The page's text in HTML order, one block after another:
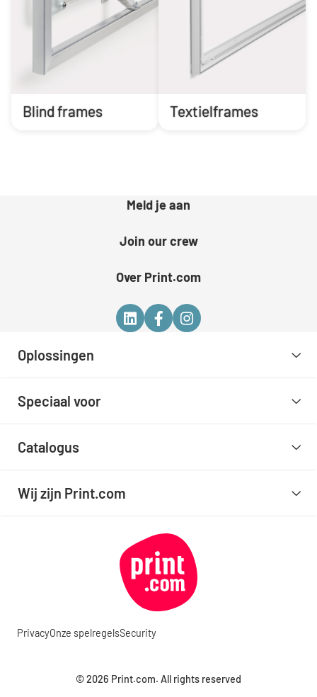
Blind frames Textielframes
Meld je aan
Join our crew
Over Print.com
Oplossingen
Speciaal voor
Catalogus
Wij zijn Print.com
© 2026 Print.com. All rights reserved
PrivacyOnze spelregelsSecurity